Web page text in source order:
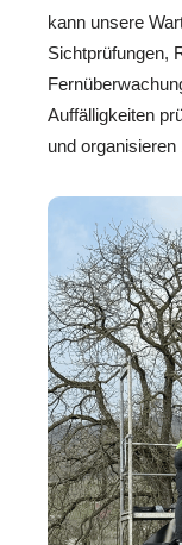
kann unsere
Sichtprüfungen,
Auffälligkeiten
und